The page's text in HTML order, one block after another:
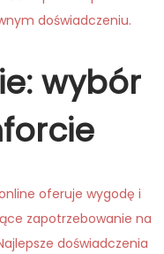
doświadczeniu.
wybór
oferuje wygodę i
zapotrzebowanie na
doświadczenia